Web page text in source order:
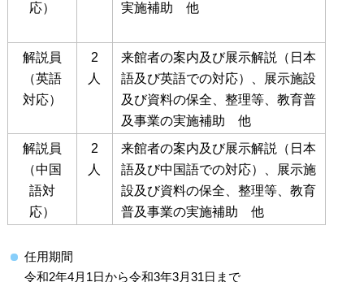
応）
実施補助 他
解説員
（英語
対応）
2
人
来館者の案内及び展示解説（日本
語及び英語での対応）、展示施設
及び資料の保全、整理等、教育普
及事業の実施補助 他
解説員
（中国
語対
応）
2
人
来館者の案内及び展示解説（日本
語及び中国語での対応）、展示施
設及び資料の保全、整理等、教育
普及事業の実施補助 他
任用期間
令和2年4月1日から令和3年3月31日まで